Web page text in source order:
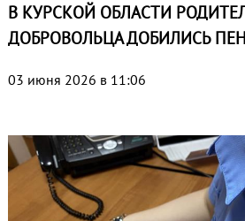
В КУРСКОЙ ОБЛАСТИ
ДОБРОВОЛЬЦА ДОБИЛИСЬ
03 июня 2026 в 11:06